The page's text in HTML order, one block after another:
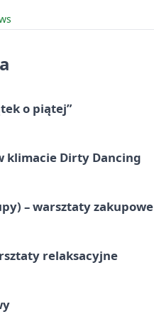
o piątej”
klimacie Dirty Dancing
– warsztaty zakupowe
relaksacyjne